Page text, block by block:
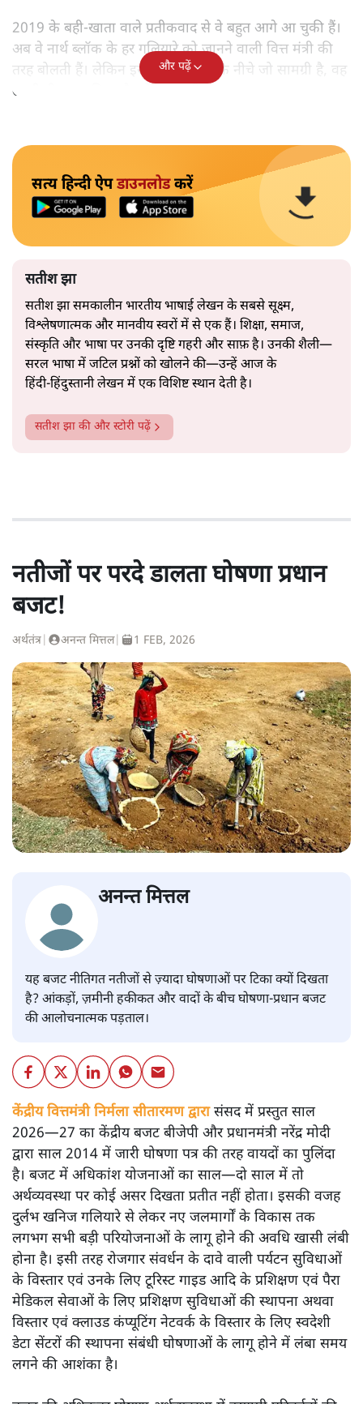
2019 के बही‑खाता वाले प्रतीकवाद से वे बहुत आगे आ चुकी हैं।
अब वे नार्थ ब्लॉक के हर गलियारे को जानने वाली वित्त मंत्री की
तरह बोलती हैं। लेकिन इस आत्मविश्वास के नीचे जो सामग्री है, वह
उतनी ही अनुमानित और दोहराव भरी।
और पढ़ें
सत्य हिन्दी ऐपडाउनलोडकरें
सतीश झा
सतीश झा समकालीन भारतीय भाषाई लेखन के सबसे सूक्ष्म,
विश्लेषणात्मक और मानवीय स्वरों में से एक हैं। शिक्षा, समाज,
संस्कृति और भाषा पर उनकी दृष्टि गहरी और साफ़ है। उनकी शैली—
सरल भाषा में जटिल प्रश्नों को खोलने की—उन्हें आज के
हिंदी‑हिंदुस्तानी लेखन में एक विशिष्ट स्थान देती है।
सतीश झा की और स्टोरी पढ़ें
नतीजों पर परदे डालता घोषणा प्रधान
बजट!
अर्थतंत्र अनन्त मित्तल| 1 FEB, 2026
अनन्त मित्तल
यह बजट नीतिगत नतीजों से ज़्यादा घोषणाओं पर टिका क्यों दिखता
है? आंकड़ों, ज़मीनी हकीकत और वादों के बीच घोषणा-प्रधान बजट
की आलोचनात्मक पड़ताल।
केंद्रीय वित्तमंत्री निर्मला सीतारमण द्वारासंसद में प्रस्तुत साल
2026—27 का केंद्रीय बजट बीजेपी और प्रधानमंत्री नरेंद्र मोदी
द्वारा साल 2014 में जारी घोषणा पत्र की तरह वायदों का पुलिंदा
है। बजट में अधिकांश योजनाओं का साल—दो साल में तो
अर्थव्यवस्था पर कोई असर दिखता प्रतीत नहीं होता। इसकी वजह
दुर्लभ खनिज गलियारे से लेकर नए जलमार्गों के विकास तक
लगभग सभी बड़ी परियोजनाओं के लागू होने की अवधि खासी लंबी
होना है। इसी तरह रोजगार संवर्धन के दावे वाली पर्यटन सुविधाओं
के विस्तार एवं उनके लिए टूरिस्ट गाइड आदि के प्रशिक्षण एवं पैरा
मेडिकल सेवाओं के लिए प्रशिक्षण सुविधाओं की स्थापना अथवा
विस्तार एवं क्लाउड कंप्यूटिंग नेटवर्क के विस्तार के लिए स्वदेशी
डेटा सेंटरों की स्थापना संबंधी घोषणाओं के लागू होने में लंबा समय
लगने की आशंका है।